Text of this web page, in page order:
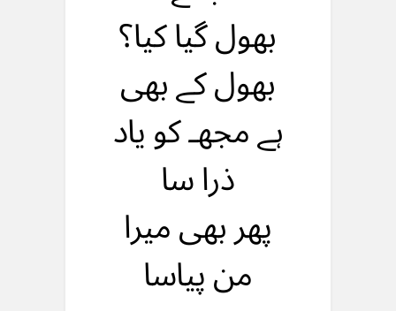
بهول گیا کیا؟
بهول کے بهی
ہے مجهـ کو یاد
ذرا سا
پهر بهی میرا
من پیاسا